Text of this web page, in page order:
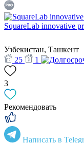
SquareLab innovative
Узбекистан, Ташкент
25
1
3
Рекомендовать
Написать в